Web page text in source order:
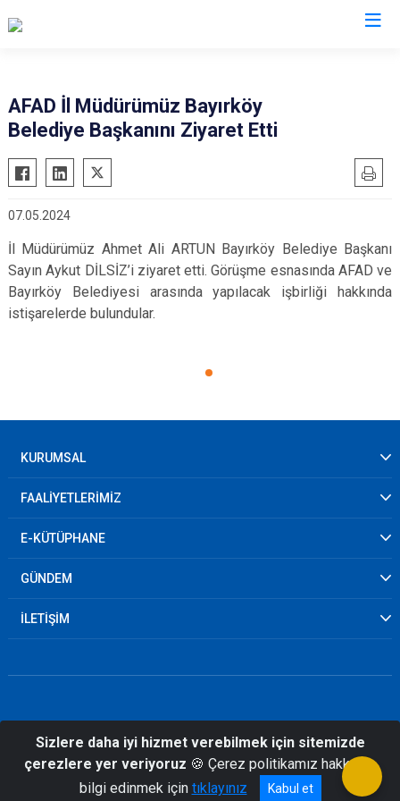
AFAD İl Müdürümüz Bayırköy
Belediye Başkanını Ziyaret Etti
07.05.2024
İl Müdürümüz Ahmet Ali ARTUN Bayırköy Belediye Başkanı
Sayın Aykut DİLSİZ’i ziyaret etti. Görüşme esnasında AFAD ve
Bayırköy Belediyesi arasında yapılacak işbirliği hakkında
istişarelerde bulundular.
KURUMSAL
FAALİYETLERİMİZ
E-KÜTÜPHANE
GÜNDEM
İLETİŞİM
© 2026 Bilecik İl Afet ve Acil Durum
Müdürlüğü
Sizlere daha iyi hizmet verebilmek için sitemizde
çerezlere yer veriyoruz 🍪 Çerez politikamız hakkında
bilgi edinmek için tıklayınız Kabul et